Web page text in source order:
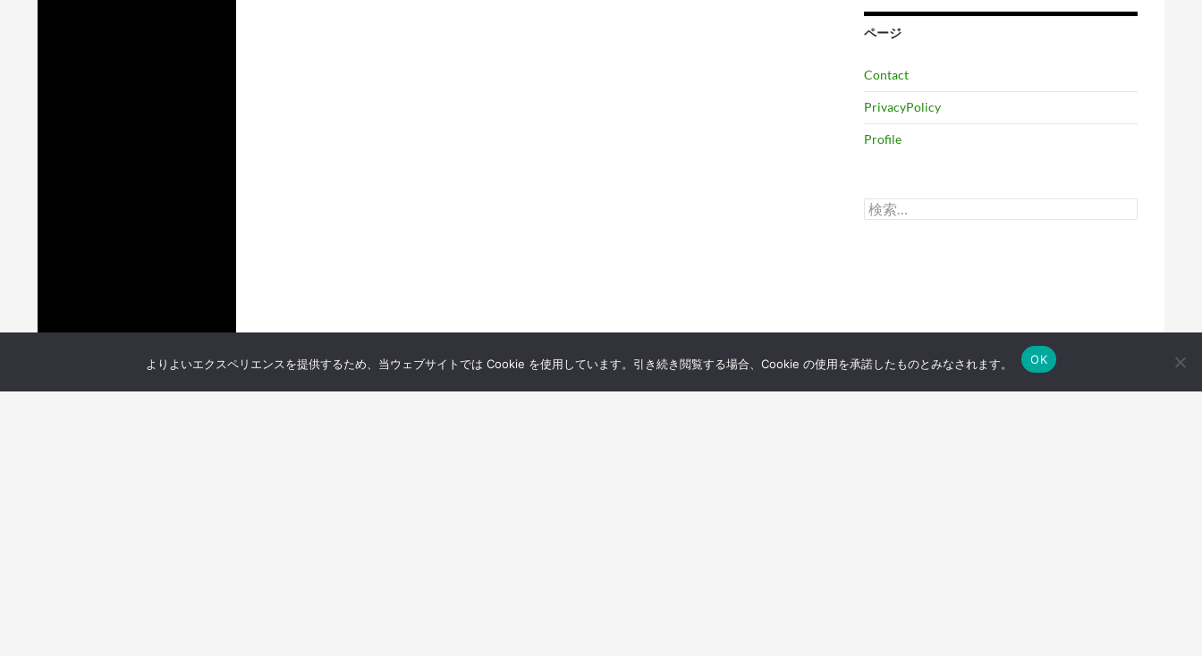
ブ
ページ
Contact
PrivacyPolicy
Profile
検
索:
よりよいエクスペリエンスを提供するため、当ウェブサイトでは Cookie を使用しています。引き続き閲覧する場合、Cookie の使用を承諾したものとみなされます。 OK